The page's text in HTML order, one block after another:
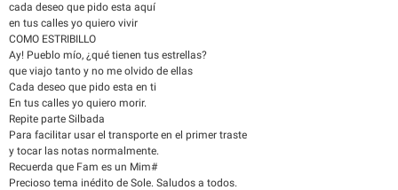
cada deseo que pido esta aquí
en tus calles yo quiero vivir
COMO ESTRIBILLO
Ay! Pueblo mío, ¿qué tienen tus estrellas?
que viajo tanto y no me olvido de ellas
Cada deseo que pido esta en ti
En tus calles yo quiero morir.
Repite parte Silbada
Para facilitar usar el transporte en el primer traste
y tocar las notas normalmente.
Recuerda que Fam es un Mim#
Precioso tema inédito de Sole. Saludos a todos.